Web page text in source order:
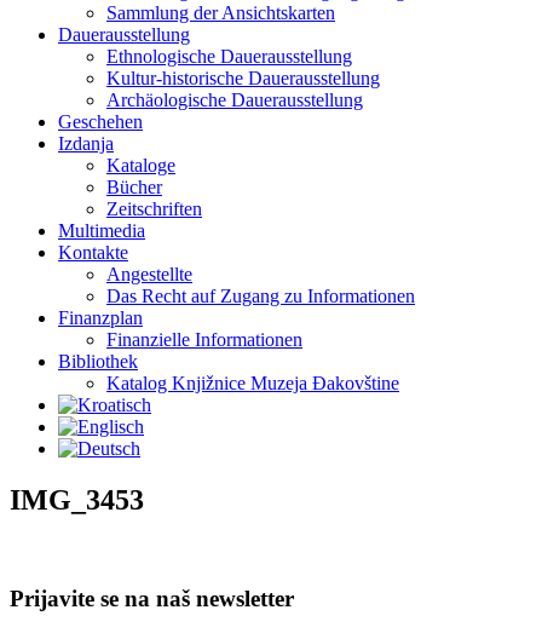
Sammlung der Ansichtskarten
Dauerausstellung
Ethnologische Dauerausstellung
Kultur-historische Dauerausstellung
Archäologische Dauerausstellung
Geschehen
Izdanja
Kataloge
Bücher
Zeitschriften
Multimedia
Kontakte
Angestellte
Das Recht auf Zugang zu Informationen
Finanzplan
Finanzielle Informationen
Bibliothek
Katalog Knjižnice Muzeja Đakovštine
IMG_3453
Prijavite se na naš newsletter